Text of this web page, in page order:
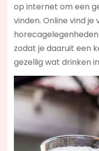
op internet om een
vinden. Online vind
zodat je daaruit een
gezellig wat drinken